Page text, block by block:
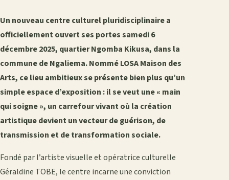
Un nouveau centre culturel pluridisciplinaire a
officiellement ouvert ses portes samedi 6
décembre 2025, quartier Ngomba Kikusa, dans la
commune de Ngaliema. Nommé LOSA Maison des
Arts, ce lieu ambitieux se présente bien plus qu’un
simple espace d’exposition : il se veut une « main
qui soigne », un carrefour vivant où la création
artistique devient un vecteur de guérison, de
transmission et de transformation sociale.
Fondé par l’artiste visuelle et opératrice culturelle
Géraldine TOBE, le centre incarne une conviction